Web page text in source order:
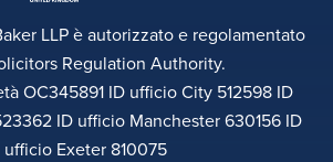
LLP è autorizzato e regolamentato
Regulation Authority.
OC345891 ID ufficio City 512598 ID
ID ufficio Manchester 630156 ID
ufficio Exeter 810075